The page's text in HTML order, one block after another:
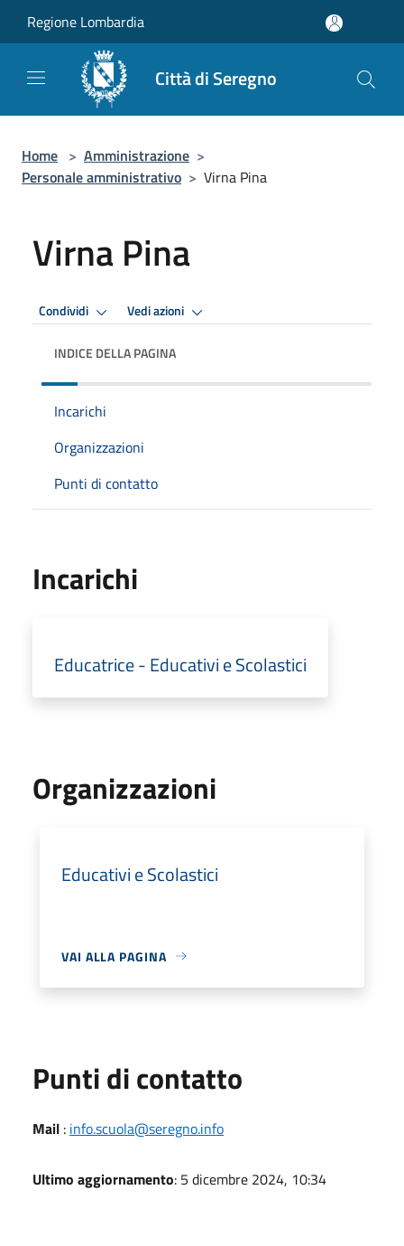
Regione Lombardia
Città di Seregno
Home > Amministrazione >
Personale amministrativo > Virna Pina
Virna Pina
Condividi Vedi azioni
INDICE DELLA PAGINA
Incarichi
Organizzazioni
Punti di contatto
Incarichi
Educatrice - Educativi e Scolastici
Organizzazioni
Educativi e Scolastici
VAI ALLA PAGINA
Punti di contatto
Mail : info.scuola@seregno.info
Ultimo aggiornamento: 5 dicembre 2024, 10:34